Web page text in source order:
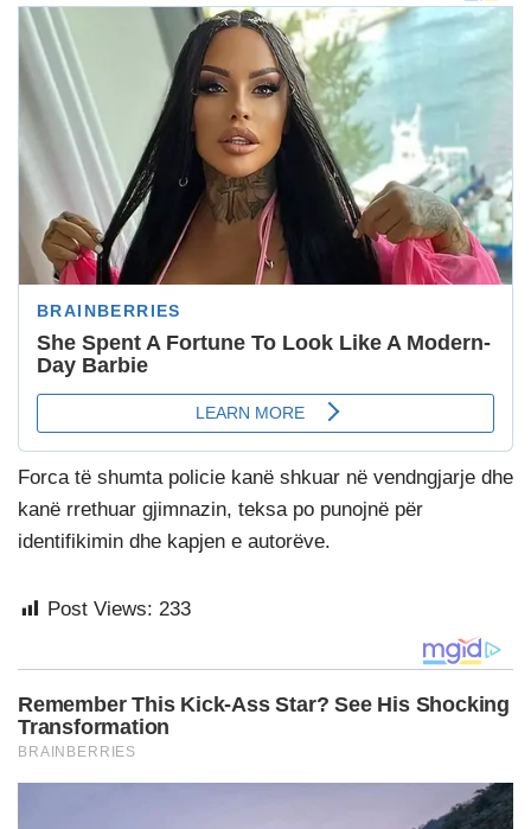
Forca të shumta policie kanë shkuar në vendngjarje dhe
kanë rrethuar gjimnazin, teksa po punojnë për
identifikimin dhe kapjen e autorëve.
Post Views: 233